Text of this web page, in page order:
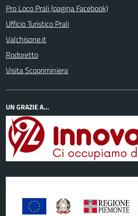
Pro Loco Prali (pagina Facebook)
Ufficio Turistico Prali
Valchisone.it
Rodoretto
Visita Scopriminiera
UN GRAZIE A...